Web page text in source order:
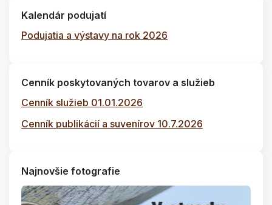
Kalendár podujatí
Podujatia a výstavy na rok 2026
Cenník poskytovaných tovarov a služieb
Cenník služieb 01.01.2026
Cenník publikácií a suvenírov 10.7.2026
Najnovšie fotografie